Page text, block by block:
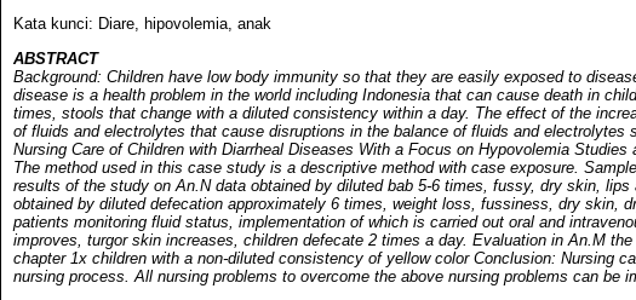
Kata kunci: Diare, hipovolemia, anak
ABSTRACT
Background: Children have low body immunity so that they are easily exposed to
disease is a health problem in the world including Indonesia that can cause death in
times, stools that change with a diluted consistency within a day. The effect of the
of fluids and electrolytes that cause disruptions in the balance of fluids and
Nursing Care of Children with Diarrheal Diseases With a Focus on Hypovolemia
The method used in this case study is a descriptive method with case exposure.
results of the study on An.N data obtained by diluted bab 5-6 times, fussy, dry skin,
obtained by diluted defecation approximately 6 times, weight loss, fussiness, dry skin,
patients monitoring fluid status, implementation of which is carried out oral and
improves, turgor skin increases, children defecate 2 times a day. Evaluation in An.M
chapter 1x children with a non-diluted consistency of yellow color Conclusion: Nursing
nursing process. All nursing problems to overcome the above nursing problems can be